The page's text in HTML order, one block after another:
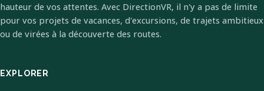
hauteur de vos attentes. Avec DirectionVR, il n'y a pas de limite
pour vos projets de vacances, d'excursions, de trajets ambitieux
ou de virées à la découverte des routes.
EXPLORER